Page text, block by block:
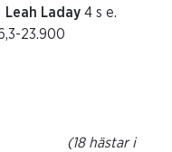
Leah Laday 4 s e.
23.900
(18 hästar i